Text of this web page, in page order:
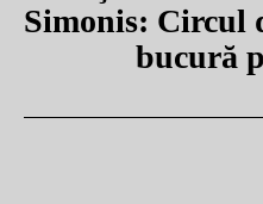
Simonis: Circul
bucură